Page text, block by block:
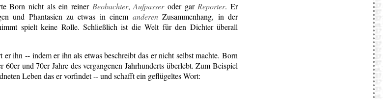
Born nicht als ein reiner Beobachter,Aufpasseroder gar Reporter. Er
und Phantasien zu etwas in einem anderenZusammenhang, in der
spielt keine Rolle. Schließlich ist die Welt für den Dichter überall
ihn -- indem er ihn als etwas beschreibt das er nicht selbst machte. Born
und 70er Jahre des vergangenen Jahrhunderts überlebt. Zum Beispiel
Leben das er vorfindet -- und schafft ein geflügeltes Wort: